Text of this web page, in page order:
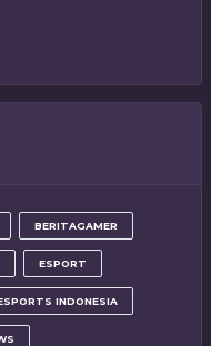
BERITAGAMER
ESPORT
INDONESIA